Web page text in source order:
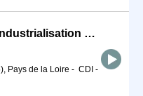
Responsable méthodes et industrialisation en CDI (H/F)
Pays de la Loire - CDI -